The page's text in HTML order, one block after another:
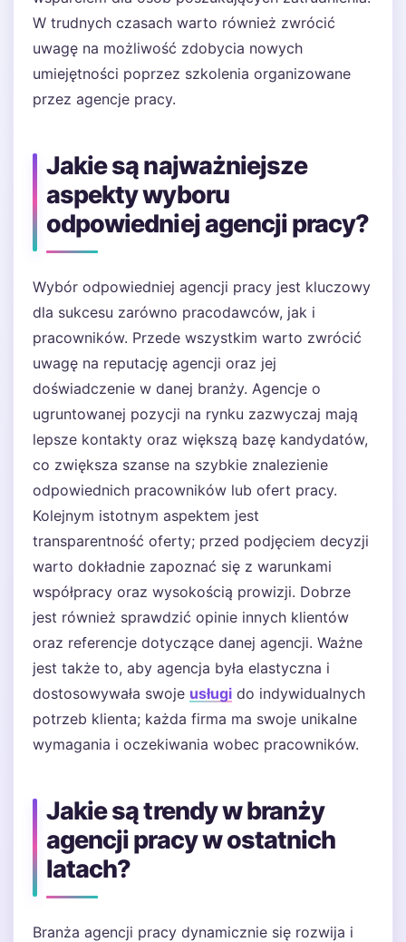
W trudnych czasach warto również zwrócić
uwagę na możliwość zdobycia nowych
umiejętności poprzez szkolenia organizowane
przez agencje pracy.
Jakie są najważniejsze
aspekty wyboru
odpowiedniej agencji pracy?
Wybór odpowiedniej agencji pracy jest kluczowy
dla sukcesu zarówno pracodawców, jak i
pracowników. Przede wszystkim warto zwrócić
uwagę na reputację agencji oraz jej
doświadczenie w danej branży. Agencje o
ugruntowanej pozycji na rynku zazwyczaj mają
lepsze kontakty oraz większą bazę kandydatów,
co zwiększa szanse na szybkie znalezienie
odpowiednich pracowników lub ofert pracy.
Kolejnym istotnym aspektem jest
transparentność oferty; przed podjęciem decyzji
warto dokładnie zapoznać się z warunkami
współpracy oraz wysokością prowizji. Dobrze
jest również sprawdzić opinie innych klientów
oraz referencje dotyczące danej agencji. Ważne
jest także to, aby agencja była elastyczna i
dostosowywała swoje usługi do indywidualnych
potrzeb klienta; każda firma ma swoje unikalne
wymagania i oczekiwania wobec pracowników.
Jakie są trendy w branży
agencji pracy w ostatnich
latach?
Branża agencji pracy dynamicznie się rozwija i